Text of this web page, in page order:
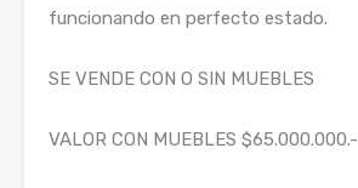
funcionando en perfecto estado.
SE VENDE CON O SIN MUEBLES
VALOR CON MUEBLES $65.000.000.-